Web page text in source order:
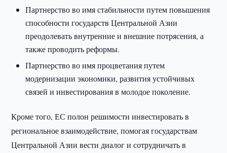
Партнерство во имя стабильности путем повышения
способности государств Центральной Азии
преодолевать внутренние и внешние потрясения, а
также проводить реформы.
Партнерство во имя процветания путем
модернизации экономики, развития устойчивых
связей и инвестирования в молодое поколение.
Кроме того, ЕС полон решимости инвестировать в
региональное взаимодействие, помогая государствам
Центральной Азии вести диалог и сотрудничать в